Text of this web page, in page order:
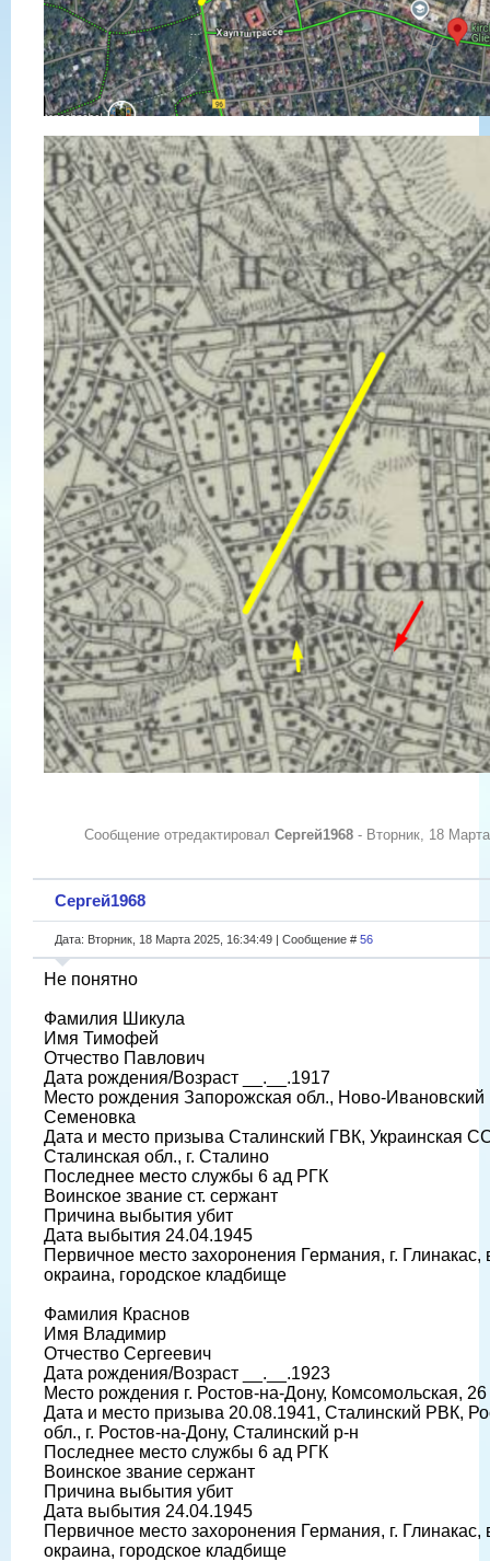
Сообщение отредактировал Сергей1968 - Вторник, 18
Сергей1968
Дата: Вторник, 18 Марта 2025, 16:34:49 | Сообщение # 56
Не понятно
Фамилия Шикула
Имя Тимофей
Отчество Павлович
Дата рождения/Возраст __.__.1917
Место рождения Запорожская обл., Ново-Ивановский
Семеновка
Дата и место призыва Сталинский ГВК, Украинская
Сталинская обл., г. Сталино
Последнее место службы 6 ад РГК
Воинское звание ст. сержант
Причина выбытия убит
Дата выбытия 24.04.1945
Первичное место захоронения Германия, г. Глинакас,
окраина, городское кладбище
Фамилия Краснов
Имя Владимир
Отчество Сергеевич
Дата рождения/Возраст __.__.1923
Место рождения г. Ростов-на-Дону, Комсомольская,
Дата и место призыва 20.08.1941, Сталинский РВК,
обл., г. Ростов-на-Дону, Сталинский р-н
Последнее место службы 6 ад РГК
Воинское звание сержант
Причина выбытия убит
Дата выбытия 24.04.1945
Первичное место захоронения Германия, г. Глинакас,
окраина, городское кладбище